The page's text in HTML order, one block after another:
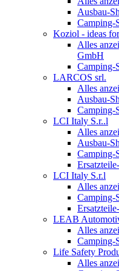
Ausbau-
Camping-
Koziol - ideas
Alles
GmbH
Camping-
LARCOS srl.
Alles
Ausbau-
Camping-
LCI Italy S.r..l
Alles
Ausbau-
Camping-
LCI Italy S.r.l
Alles
Camping-
LEAB
Alles
Camping-
Life Safety
Alles